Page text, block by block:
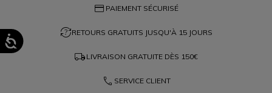
credit_card PAIEMENT SÉCURISÉ
question_exchangeRETOURS GRATUITS JUSQU'À 15 JOURS
local_shipping LIVRAISON GRATUITE DÈS 150€
phone SERVICE CLIENT